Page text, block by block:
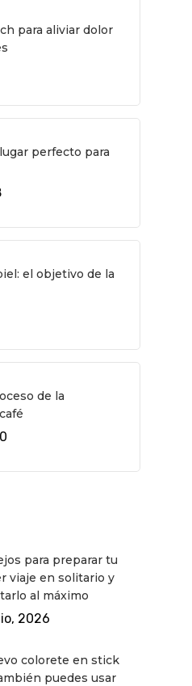
para aliviar dolor
perfecto para
el objetivo de la
de la
para preparar tu
viaje en solitario y
al máximo
2026
colorete en stick
puedes usar
Planes
Cine
Gourmet